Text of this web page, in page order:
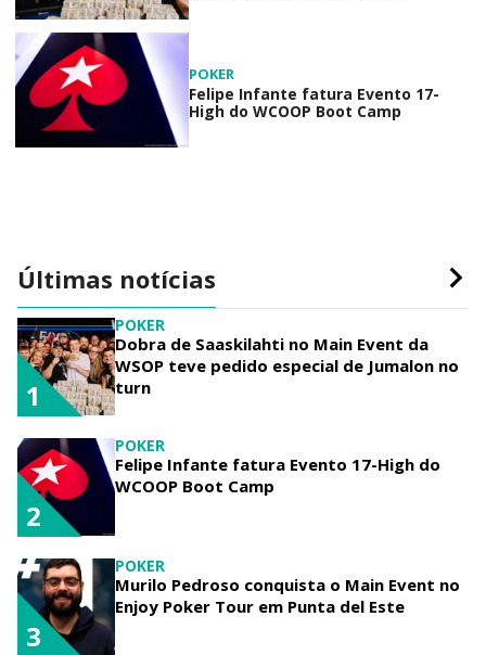
POKER
Felipe Infante fatura Evento 17-
High do WCOOP Boot Camp
Últimas notícias
POKER
Dobra de Saaskilahti no Main Event da
WSOP teve pedido especial de Jumalon no
turn
1
POKER
Felipe Infante fatura Evento 17-High do
WCOOP Boot Camp
2
POKER
Murilo Pedroso conquista o Main Event no
Enjoy Poker Tour em Punta del Este
3